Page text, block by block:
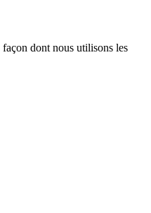
dont nous utilisons les